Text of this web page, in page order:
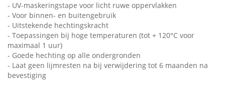
- UV-maskeringstape voor licht ruwe oppervlakken
- Voor binnen- en buitengebruik
- Uitstekende hechtingskracht
- Toepassingen bij hoge temperaturen (tot + 120°C voor
maximaal 1 uur)
- Goede hechting op alle ondergronden
- Laat geen lijmresten na bij verwijdering tot 6 maanden na
bevestiging